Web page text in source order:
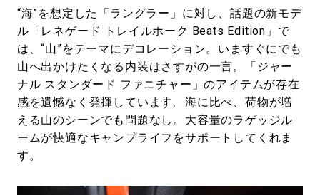
“海”を想定した「ラングラー」に対し、話題の新モデ
ル「レネゲード トレイルホーク Beats Edition」で
は、“山”をテーマにデコレーション。いますぐにでも
山へ出かけたくなる内装はさすがの一言。「ジャー
ナル スタンダード ファニチャー」のアイテムが存在
感を遺憾なく発揮しています。海に比べ、荷物が増
える山のシーンでも問題なし。大容量のラゲッジル
ームが快適なキャンプライフをサポートしてくれま
す。